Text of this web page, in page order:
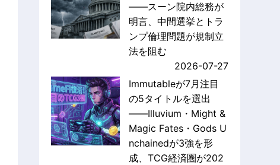
——スーン院内総務が
明言、中間選挙とトラ
ンプ倫理問題が規制立
法を阻む
2026-07-27
Immutableが7月注目
の5タイトルを選出
——Illuvium・Might &
Magic Fates・Gods U
nchainedが3強を形
成、TCG経済圏が202